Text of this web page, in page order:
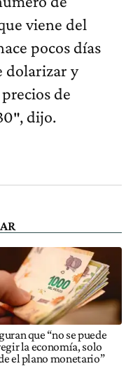
viene del
pocos días
dolarizar y
de
dijo.
que “no se puede
la economía, solo
el plano monetario”